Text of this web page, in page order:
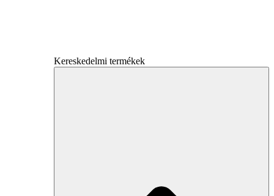
Kereskedelmi termékek